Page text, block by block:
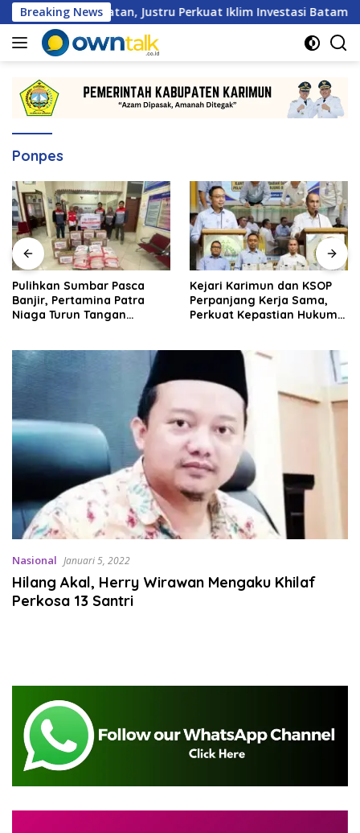
Langsung
ke
konten
Breaking News
Hambatan, Justru Perkuat Iklim Investasi Batam
Ponpes
Pulihkan Sumbar Pasca
Banjir, Pertamina Patra
Niaga Turun Tangan
Kejari Karimun dan KSOP
Perpanjang Kerja Sama,
Perkuat Kepastian Hukum
Nasional Januari 5, 2022
Hilang Akal, Herry Wirawan Mengaku Khilaf
Perkosa 13 Santri